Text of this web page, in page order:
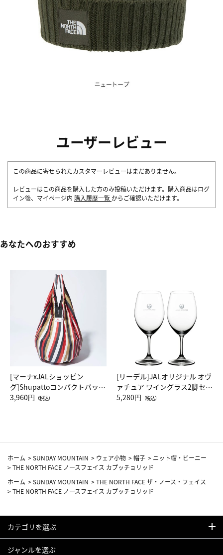
ユーザーレビュー
この商品に寄せられたカスタマーレビューはまだありません。
レビューはこの商品を購入した方のみ投稿いただけます。購入商品はログ
イン後、マイページ内 購入履歴一覧 からご確認いただけます。
あなたへのおすすめ
[マーナxJALショッピン
グ]Shupattoコンパクトバッグ
Drop JAL客室乗務員（LC）ス
3,960円 （税込）
[リーデル]JALオリジナル オヴ
ァチュア ワイングラス2脚セッ
ト（レッドワイン）
5,280円 （税込）
ホーム >SUNDAY MOUNTAIN > ウェア小物 >帽子 > ニット帽・ビーニー
>THE NORTH FACE ノースフェイス カプッチョリッド
ホーム >SUNDAY MOUNTAIN >THE NORTH FACE ザ・ノース・フェイス
>THE NORTH FACE ノースフェイス カプッチョリッド
カテゴリを選ぶ
ジャンルを選ぶ